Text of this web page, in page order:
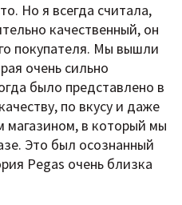
Но я всегда считала,
качественный, он
покупателя. Мы вышли
очень сильно
было представлено в
по вкусу и даже
магазином, в который мы
Это был осознанный
Pegas очень близка